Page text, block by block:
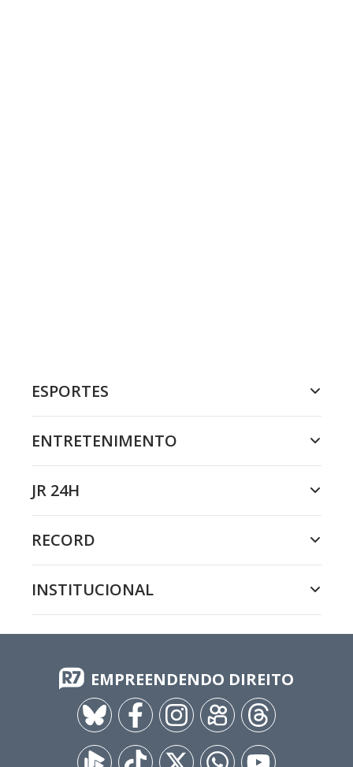
ESPORTES
ENTRETENIMENTO
JR 24H
RECORD
INSTITUCIONAL
EMPREENDENDO DIREITO